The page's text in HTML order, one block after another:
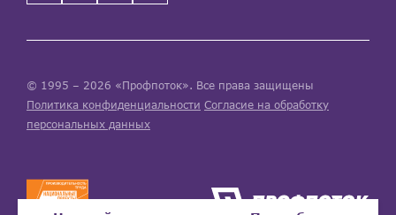
© 1995 – 2026 «Профпоток». Все права защищены
Политика конфиденциальности Согласие на обработку
персональных данных